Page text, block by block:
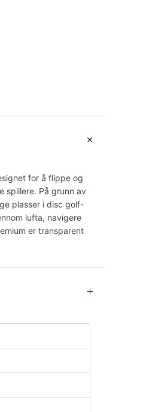
for å flippe og
spillere. På grunn av
plasser i disc golf-
lufta, navigere
er transparent